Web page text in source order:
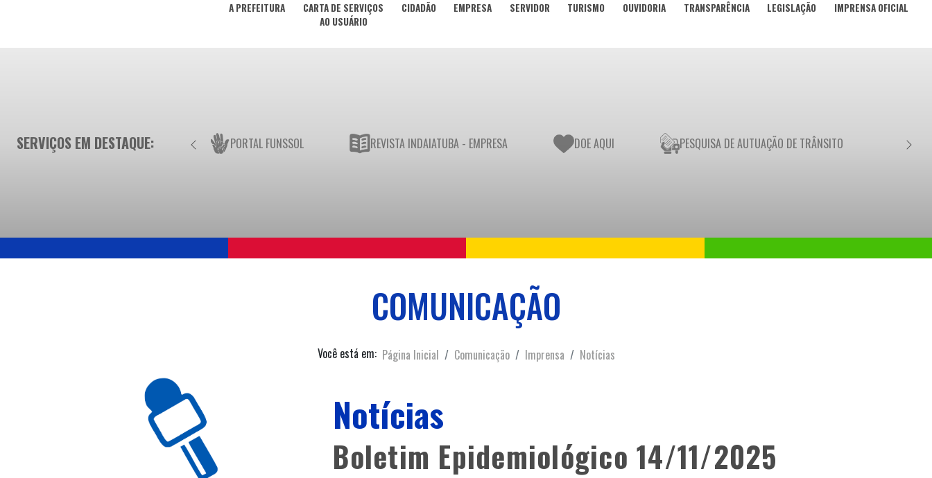
A PREFEITURA
CARTA DE SERVIÇOS
AO USUÁRIO
CIDADÃO EMPRESA SERVIDOR TURISMO OUVIDORIA TRANSPARÊNCIA LEGISLAÇÃO IMPRENSA OFICIAL
SERVIÇOS EM DESTAQUE: PORTAL FUNSSOL REVISTA INDAIATUBA - EMPRESA DOE AQUI PESQUISA DE AUTUAÇÃO DE TRÂNSITO
COMUNICAÇÃO
Você está em: Página Inicial Comunicação Imprensa Notícias
Notícias
Boletim Epidemiológico 14/11/2025